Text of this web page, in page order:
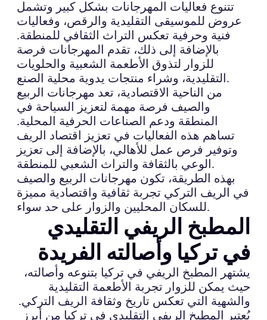
تتنوع فعاليات المهرجانات بشكل كبير وتشمل
عروض للموسيقى التقليدية والرقص، وفعاليات
فنية وحرفية تعكس التراث الثقافي للمنطقة.
بالإضافة إلى ذلك، تقدم المهرجانات فرصة
للزوار لتذوق الأطعمة الشعبية والحلويات
التقليدية، وشراء منتجات يدوية محلية الصنع.
من الناحية الاقتصادية، تعد مهرجانات الربيع
والصيف فرصة مهمة لتعزيز السياحة في
المنطقة ودعم الصناعات الحرفية المحلية.
تساهم هذه الفعاليات في تعزيز اقتصاد الريف
وتوفير فرص عمل للأهالي، بالإضافة إلى تعزيز
الوعي بالثقافة والتراث الشعبي للمنطقة.
بهذه الطريقة، تكون مهرجانات الربيع والصيف
في الريف التركي تجربة ثقافية واقتصادية مميزة
للسكان المحليين والزوار على حد سواء.
المطبخ الريفي التقليدي
في تركيا وأصالته الفريدة
يشتهر المطبخ الريفي في تركيا بتنوعه وأصالته،
حيث يمكن للزوار تجربة الأطعمة التقليدية
والشهية التي تعكس تاريخ وثقافة الريف التركي.
يُعتبر المطبخ الريفي التقليدي في تركيا من أبرز